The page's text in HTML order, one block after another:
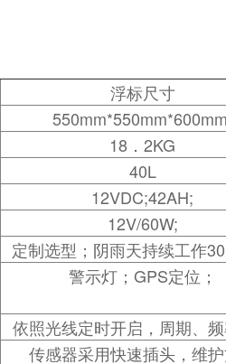
浮标尺寸
18．2KG
40L
12VDC;42AH;
12V/60W;
定制选型；阴雨天持续工作
警示灯；GPS定位；
依照光线定时开启，周期、
传感器采用快速插头，维